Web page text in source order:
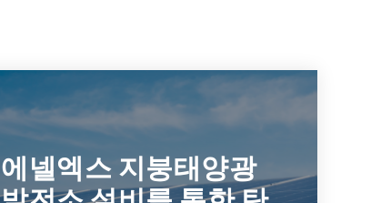
에넬엑스 지붕태양광
에넬엑스 지붕태양광 발전소 설비
EEW코리아, 에넬엑스 태양광 발전소를 통해